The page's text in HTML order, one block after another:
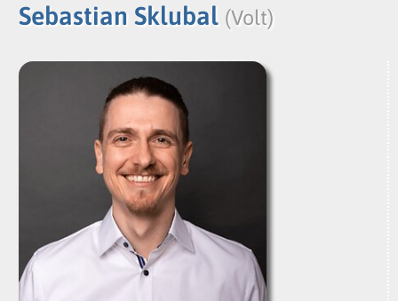
Sebastian Sklubal (Volt)